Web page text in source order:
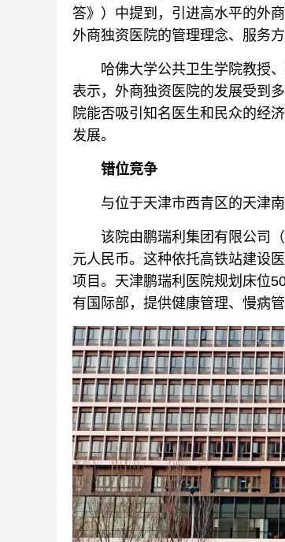
答》）中提到，引进高水平的外
外商独资医院的管理理念、服务
哈佛大学公共卫生学院教授、
表示，外商独资医院的发展受到
院能否吸引知名医生和民众的经
发展。
错位竞争
与位于天津市西青区的天津南
该院由鹏瑞利集团有限公司（
元人民币。这种依托高铁站建设
项目。天津鹏瑞利医院规划床位
有国际部，提供健康管理、慢病